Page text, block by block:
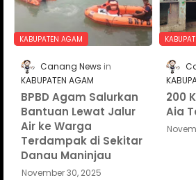
KABUPATEN AGAM
Canang News
KABUPATEN AGAM
BPBD Agam Salurkan
Bantuan Lewat Jalur
Air ke Warga
Terdampak di Sekitar
Danau Maninjau
November 30, 2025
200
Aia